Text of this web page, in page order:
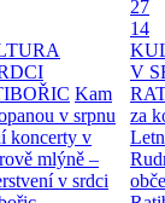
Kam
v srpnu
koncerty v
mlýně –
v srdci
27
14
V
za